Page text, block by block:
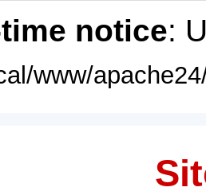
notice:
www/